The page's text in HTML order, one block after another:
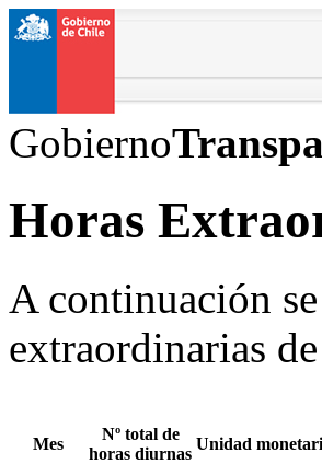
Gobierno
Horas
A continuación
extraordinarias de
Mes
Nº total de
horas diurnas
Unidad